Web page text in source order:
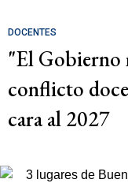
DOCENTES
"El Gobierno
conflicto
cara al 2027